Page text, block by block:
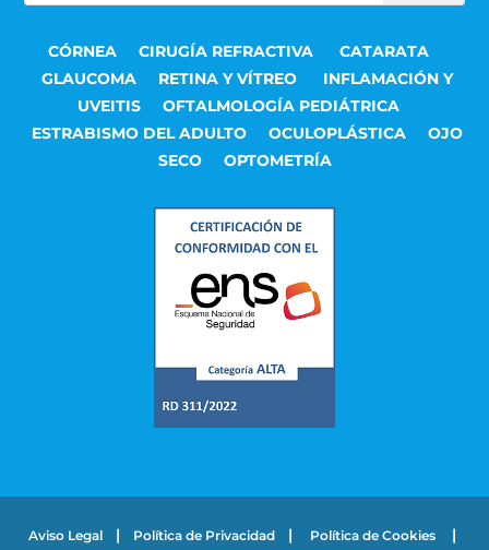
CÓRNEA CIRUGÍA REFRACTIVA
CATARATA
GLAUCOMA
RETINA Y VÍTREO
INFLAMACIÓN Y
UVEITIS
OFTALMOLOGÍA PEDIÁTRICA
ESTRABISMO DEL ADULTO
OCULOPLÁSTICA
OJO
SECO
OPTOMETRÍA
Aviso Legal | Política de Privacidad | Política de Cookies |